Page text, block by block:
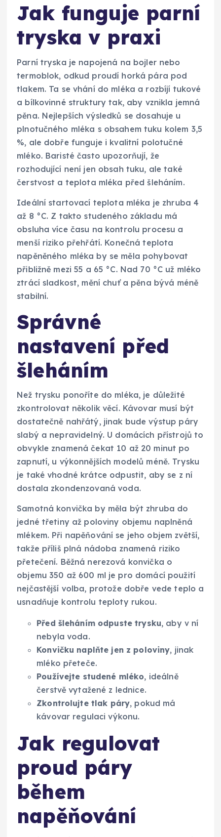
Jak funguje parní
tryska v praxi
Parní tryska je napojená na bojler nebo
termoblok, odkud proudí horká pára pod
tlakem. Ta se vhání do mléka a rozbíjí tukové
a bílkovinné struktury tak, aby vznikla jemná
pěna. Nejlepších výsledků se dosahuje u
plnotučného mléka s obsahem tuku kolem 3,5
%, ale dobře funguje i kvalitní polotučné
mléko. Baristé často upozorňují, že
rozhodující není jen obsah tuku, ale také
čerstvost a teplota mléka před šleháním.
Ideální startovací teplota mléka je zhruba 4
až 8 °C. Z takto studeného základu má
obsluha více času na kontrolu procesu a
menší riziko přehřátí. Konečná teplota
napěněného mléka by se měla pohybovat
přibližně mezi 55 a 65 °C. Nad 70 °C už mléko
ztrácí sladkost, mění chuť a pěna bývá méně
stabilní.
Správné
nastavení před
šleháním
Než trysku ponoříte do mléka, je důležité
zkontrolovat několik věcí. Kávovar musí být
dostatečně nahřátý, jinak bude výstup páry
slabý a nepravidelný. U domácích přístrojů to
obvykle znamená čekat 10 až 20 minut po
zapnutí, u výkonnějších modelů méně. Trysku
je také vhodné krátce odpustit, aby se z ní
dostala zkondenzovaná voda.
Samotná konvička by měla být zhruba do
jedné třetiny až poloviny objemu naplněná
mlékem. Při napěňování se jeho objem zvětší,
takže příliš plná nádoba znamená riziko
přetečení. Běžná nerezová konvička o
objemu 350 až 600 ml je pro domácí použití
nejčastější volba, protože dobře vede teplo a
usnadňuje kontrolu teploty rukou.
Před šleháním odpuste trysku, aby v ní
nebyla voda.
Konvičku naplňte jen z poloviny, jinak
mléko přeteče.
Používejte studené mléko, ideálně
čerstvě vytažené z lednice.
Zkontrolujte tlak páry, pokud má
kávovar regulaci výkonu.
Jak regulovat
proud páry
během
napěňování